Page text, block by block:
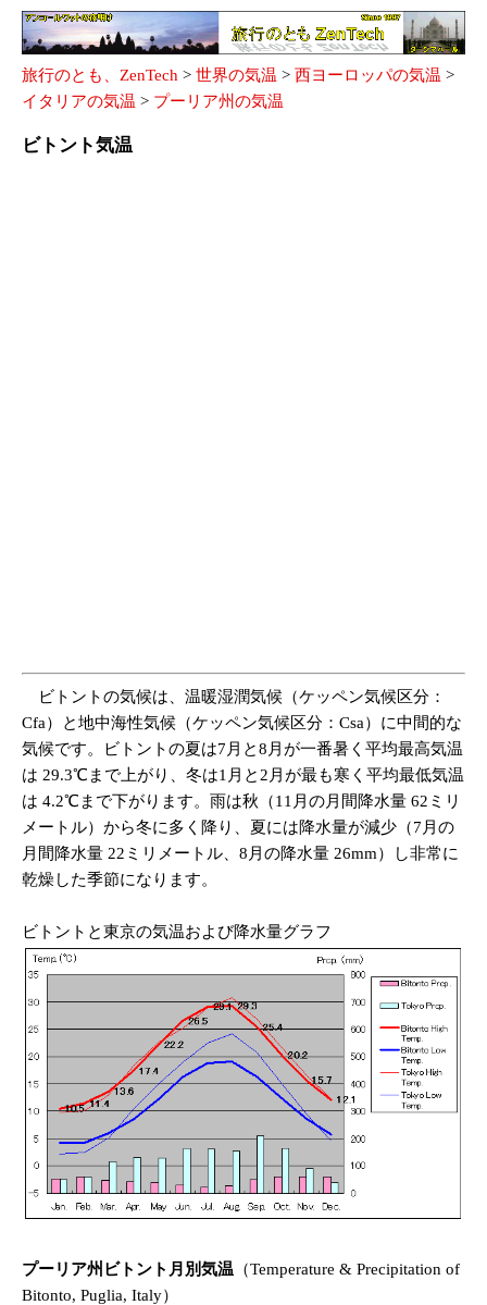
旅行のとも、ZenTech > 世界の気温 > 西ヨーロッパの気温 >
イタリアの気温 > プーリア州の気温
ビトント気温
ビトントの気候は、温暖湿潤気候（ケッペン気候区分：
Cfa）と地中海性気候（ケッペン気候区分：Csa）に中間的な
気候です。ビトントの夏は7月と8月が一番暑く平均最高気温
は 29.3℃まで上がり、冬は1月と2月が最も寒く平均最低気温
は 4.2℃まで下がります。雨は秋（11月の月間降水量 62ミリ
メートル）から冬に多く降り、夏には降水量が減少（7月の
月間降水量 22ミリメートル、8月の降水量 26mm）し非常に
乾燥した季節になります。
ビトントと東京の気温および降水量グラフ
プーリア州ビトント月別気温 （Temperature & Precipitation of
Bitonto, Puglia, Italy）